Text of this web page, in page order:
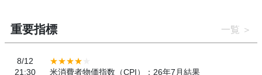
重要指標 一覧
8/12
21:30
米消費者物価指数（CPI）：26年7月結果